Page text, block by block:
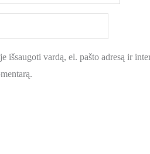
išsaugoti vardą, el. pašto adresą ir